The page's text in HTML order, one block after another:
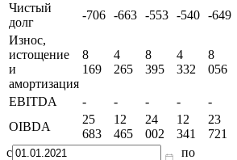
Чистый
долг
-706 -663 -553 -540 -649
Износ,
истощение
и
амортизация
8
169
4
265
8
395
4
332
8
056
EBITDA - - - - -
OIBDA
25
683
12
465
24
002
12
341
23
721
с
по